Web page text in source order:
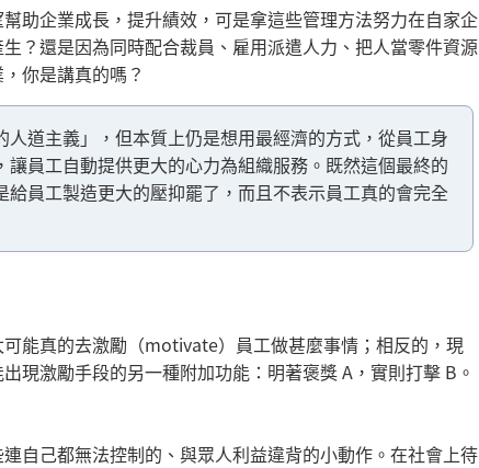
助企業成長，提升績效，可是拿這些管理方法努力在自家企
？還是因為同時配合裁員、雇用派遣人力、把人當零件資源
你是講真的嗎？
道主義」，但本質上仍是想用最經濟的方式，從員工身
員工自動提供更大的心力為組織服務。既然這個最終的
員工製造更大的壓抑罷了，而且不表示員工真的會完全
能真的去激勵（motivate）員工做甚麼事情；相反的，現
現激勵手段的另一種附加功能：明著褒獎 A，實則打擊 B。
自己都無法控制的、與眾人利益違背的小動作。在社會上待